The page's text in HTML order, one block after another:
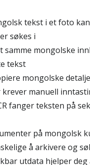
tekst i et foto
søkes i
samme mongolske
tekst
mongolske
manuell
fanger teksten på
på mongolsk
å arkivere og
utdata hjelper